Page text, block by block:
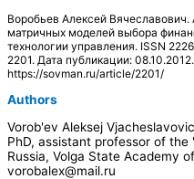
Воробьев Алексей
матричных моделей выбора
технологии управления. ISSN
2201. Дата публикации:
https://sovman.ru/article/2201/
Authors
Vorob'ev Aleksej
PhD, assistant professor of the
Russia, Volga State Academy
vorobalex@mail.ru